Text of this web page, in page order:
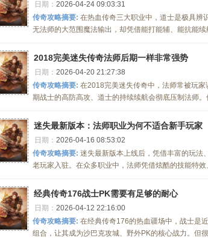
日期： 2026-04-24 09:03:31
传奇攻略摘要: 在热血传奇三大职业中，道士是极具辨
无法师的大范围魔法输出，却凭借能打能辅、能抗能
2018完美迷失传奇法师后期一样非常强势
日期： 2026-04-20 21:27:38
传奇攻略摘要: 在2018完美迷失传奇中，法师常被玩
期战士的高防高攻、道士的持续续航会彻底压制法师
迷失最新版本：法师职业为何不适合新手玩家
日期： 2026-04-16 08:53:02
传奇攻略摘要: 迷失最新版本上线后，凭借丰富的玩法
老玩家入驻。在众多职业中，法师凭借炫酷的技能特
经典传奇176战士PK需要有足够的耐心
日期： 2026-04-12 22:16:00
传奇攻略摘要: 在经典传奇176的热血疆场中，战士是
组合，让其成为沙巴克攻城、野外PK的核心战力。但